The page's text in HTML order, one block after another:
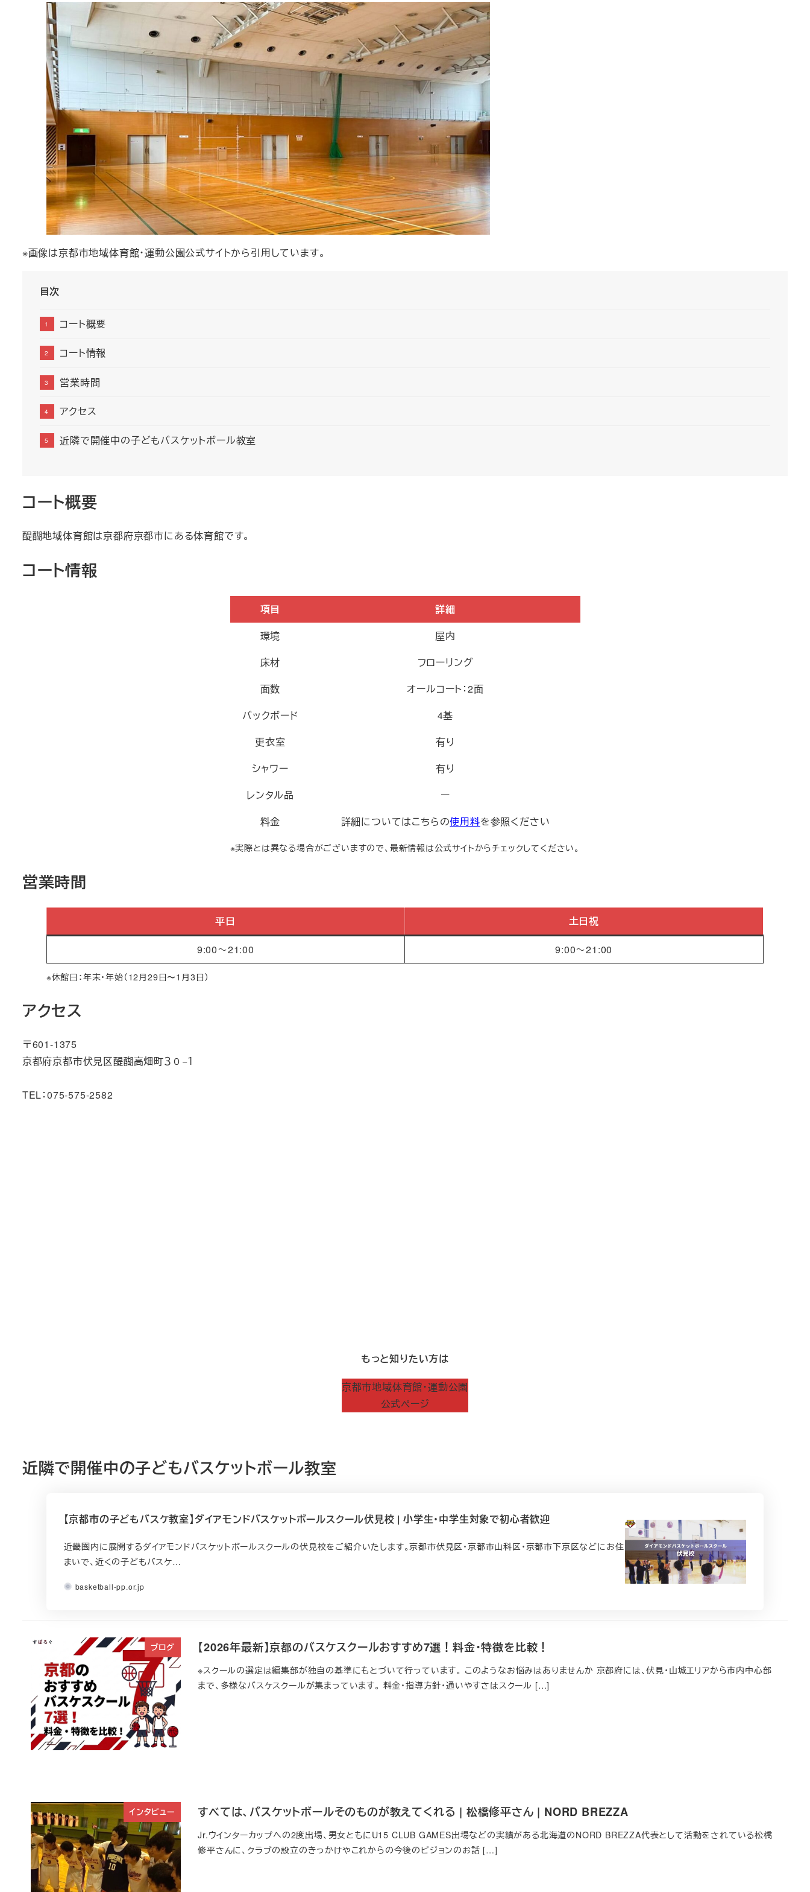
※画像は京都市地域体育館・運動公園公式サイトから引用しています。
目次
コート概要
コート情報
営業時間
アクセス
近隣で開催中の子どもバスケットボール教室
コート概要
醍醐地域体育館は京都府京都市にある体育館です。
コート情報
項目
詳細
環境
屋内
床材
フローリング
面数
オールコート：2面
バックボード
4基
更衣室
有り
シャワー
有り
レンタル品
ー
料金
詳細についてはこちらの使用料を参照ください
※実際とは異なる場合がございますので、最新情報は公式サイトからチェックしてください。
営業時間
平日 土日祝
9:00～21:00 9:00～21:00
※休館日：年末・年始（12月29日〜1月3日）
アクセス
〒601-1375
京都府京都市伏見区醍醐高畑町３０−１
TEL：075-575-2582
もっと知りたい方は
京都市地域体育館・運動公園
公式ページ
近隣で開催中の子どもバスケットボール教室
【京都市の子どもバスケ教室】ダイアモンドバスケットボールスクール伏見校 | 小学生・中学生対象で初心者歓迎
近畿圏内に展開するダイアモンドバスケットボールスクールの伏見校をご紹介いたします。京都市伏見区・京都市山科区・京都市下京区などにお住
まいで、近くの子どもバスケ…
basketball-pp.or.jp
ブログ 【2026年最新】京都のバスケスクールおすすめ7選！料金・特徴を比較！
※スクールの選定は編集部が独自の基準にもとづいて行っています。 このようなお悩みはありませんか 京都府には、伏見・山城エリアから市内中心部
まで、多様なバスケスクールが集まっています。 料金・指導方針・通いやすさはスクール […]
インタビュー すべては、バスケットボールそのものが教えてくれる | 松橋修平さん | NORD BREZZA
Jr.ウインターカップへの2度出場、男女ともにU15 CLUB GAMES出場などの実績がある北海道のNORD BREZZA代表として活動をされている松橋
修平さんに、クラブの設立のきっかけやこれからの今後のビジョンのお話 […]